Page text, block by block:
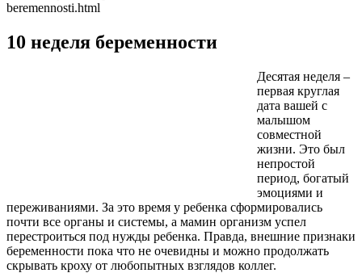
beremennosti.html
10 неделя беременности
Десятая неделя –
первая круглая
дата вашей с
малышом
совместной
жизни. Это был
непростой
период, богатый
эмоциями и
переживаниями. За это время у ребенка сформировались
почти все органы и системы, а мамин организм успел
перестроиться под нужды ребенка. Правда, внешние признаки
беременности пока что не очевидны и можно продолжать
скрывать кроху от любопытных взглядов коллег.